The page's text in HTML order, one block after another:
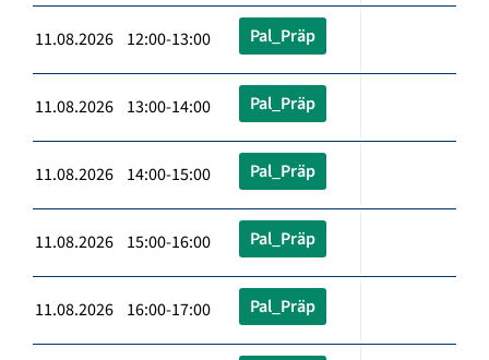
11.08.2026 12:00-13:00 Pal_Präp
11.08.2026 13:00-14:00 Pal_Präp
11.08.2026 14:00-15:00 Pal_Präp
11.08.2026 15:00-16:00 Pal_Präp
11.08.2026 16:00-17:00 Pal_Präp